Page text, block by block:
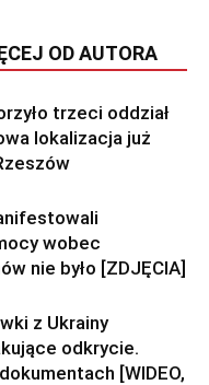
OD AUTORA
trzeci oddział
lokalizacja już
wobec
nie było [ZDJĘCIA]
z Ukrainy
odkrycie.
[WIDEO,